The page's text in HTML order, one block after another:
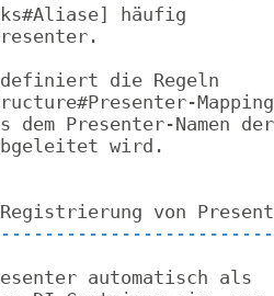
häufig
definiert die Regeln
dem Presenter-Namen
wird.
von
automatisch als